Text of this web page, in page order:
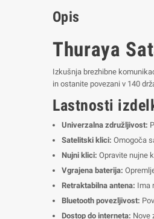
Opis
Thuraya
Izkušnja brezhibne
in ostanite povezani v 140
Lastnosti
Univerzalna združljivost:
Satelitski klici: Omogoča
Nujni klici: Opravite nujne
Vgrajena baterija:
Retraktabilna antena: Ima
Bluetooth povezljivost:
Dostop do interneta: Nove